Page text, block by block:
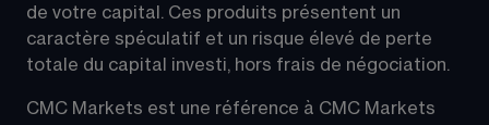
de votre capital. Ces produits présentent un
caractère spéculatif et un risque élevé de perte
totale du capital investi, hors frais de négociation.
CMC Markets est une référence à CMC Markets